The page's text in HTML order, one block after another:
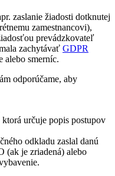
zaslanie žiadosti dotknutej
zamestnancovi),
prevádzkovateľ
zachytávať GDPR
alebo smerníc.
odporúčame, aby
určuje popis postupov
odkladu zaslal danú
(ak je zriadená) alebo